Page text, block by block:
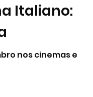
Italiano:
nos cinemas e